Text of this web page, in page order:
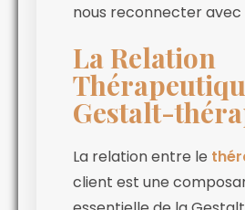
nous reconnecter
La Relation
Gestalt-
La relation entre le
client est une